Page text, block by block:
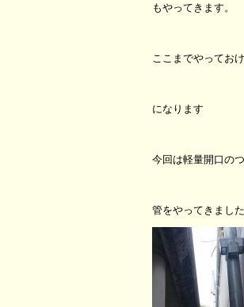
もやってきます。
ここまでやってお
になります
今回は軽量開口の
管をやってきました